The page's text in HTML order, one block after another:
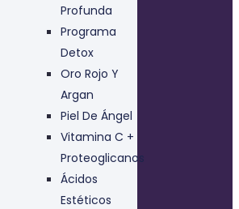
Profunda
Programa
Detox
Oro Rojo Y
Argan
Piel De Ángel
Vitamina C +
Proteoglicanos
Ácidos
Estéticos